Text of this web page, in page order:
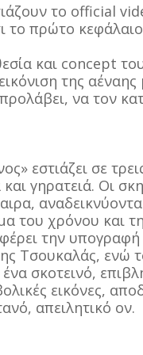
το official
το πρώτο
και concept
της
να τον
εστιάζει σε
γηρατειά. Οι
του χρόνου και
την
Τσουκαλάς,
σκοτεινό,
εικόνες,
απειλητικό ον.